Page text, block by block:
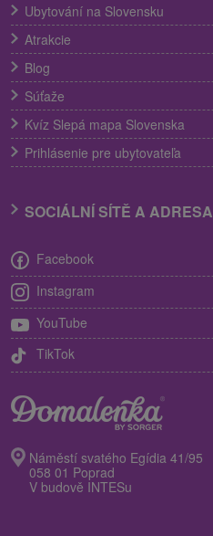
Ubytování na Slovensku
Atrakcie
Blog
Súťaže
Kvíz Slepá mapa Slovenska
Prihlásenie pre ubytovateľa
SOCIÁLNÍ SÍTĚ A ADRESA
Facebook
Instagram
YouTube
TikTok
Náměstí svatého Egídia 41/95
058 01 Poprad
V budově INTESu